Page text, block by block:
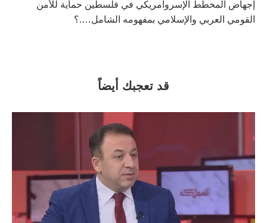
إجهاض المخطط الإسروامريكي في فلسطين حماية للأمن
القومي العربي والإسلامي بمفهومه الشامل….؟
قد تعجبك أيضاً